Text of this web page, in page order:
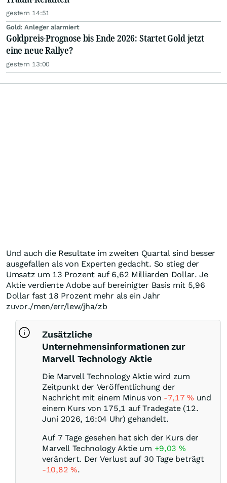
gestern 14:51
Gold: Anleger alarmiert
Goldpreis-Prognose bis Ende 2026: Startet Gold jetzt
eine neue Rallye?
gestern 13:00
Und auch die Resultate im zweiten Quartal sind besser
ausgefallen als von Experten gedacht. So stieg der
Umsatz um 13 Prozent auf 6,62 Milliarden Dollar. Je
Aktie verdiente Adobe auf bereinigter Basis mit 5,96
Dollar fast 18 Prozent mehr als ein Jahr
zuvor./men/err/lew/jha/zb
Zusätzliche
Unternehmensinformationen zur
Marvell Technology Aktie
Die Marvell Technology Aktie wird zum
Zeitpunkt der Veröffentlichung der
Nachricht mit einem Minus von -7,17% und
einem Kurs von 175,1 auf Tradegate (12.
Juni 2026, 16:04 Uhr) gehandelt.
Auf 7 Tage gesehen hat sich der Kurs der
Marvell Technology Aktie um +9,03 %
verändert. Der Verlust auf 30 Tage beträgt
-10,82 %.